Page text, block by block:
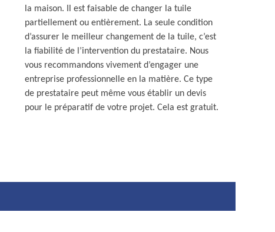
la maison. Il est faisable de changer la tuile
partiellement ou entièrement. La seule condition
d’assurer le meilleur changement de la tuile, c’est
la fiabilité de l’intervention du prestataire. Nous
vous recommandons vivement d’engager une
entreprise professionnelle en la matière. Ce type
de prestataire peut même vous établir un devis
pour le préparatif de votre projet. Cela est gratuit.